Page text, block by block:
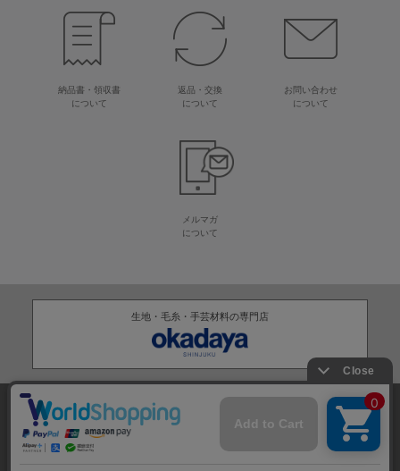
納品書・領収書
について
返品・交換
について
お問い合わせ
について
メルマガ
について
生地・毛糸・手芸材料の専門店
株式会社オカダヤ
特定商取引法に基づく表記 プライバシーポリシー サイトマップ